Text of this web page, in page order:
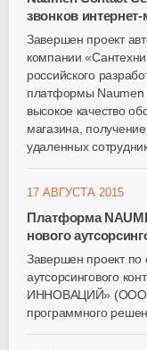
звонков
Завершен проект
компании
российского
платформы Naumen
высокое качество
магазина,
удаленных
17 АВГУСТА 2015
Платформа
нового
Завершен проект по
аутсорсингового
ИННОВАЦИЙ» (ООО
программного